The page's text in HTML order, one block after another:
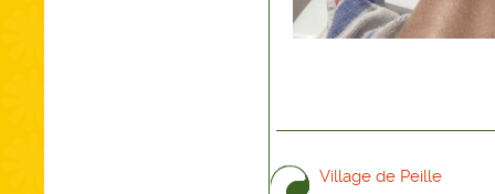
Village de Peille